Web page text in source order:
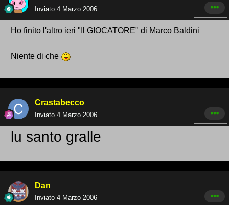
Inviato 4 Marzo 2006
Ho finito l'altro ieri "Il GIOCATORE" di Marco Baldini
Niente di che
Crastabecco
Inviato 4 Marzo 2006
lu santo gralle
Dan
Inviato 4 Marzo 2006